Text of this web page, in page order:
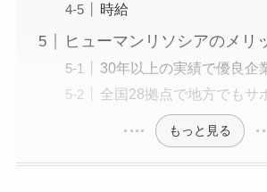
時給
ヒューマンリソシアのメリ
30年以上の実績で優良企
全国28拠点で地方でもサ
もっと見る